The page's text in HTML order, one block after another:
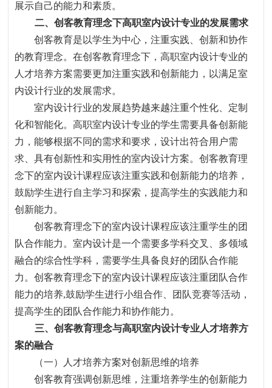
展示自己的能力和素质。
二、创客教育理念下高职室内设计专业的发展需求
创客教育是以学生为中心 ，注重实践、创新和协作
的教育理念。在创客教育理念下 ，高职室内设计专业的
人才培养方案需要更加注重实践和创新能力 ， 以满足室
内设计行业的发展需求。
室内设计行业的发展趋势越来越注重个性化、定制
化和智能化。高职室内设计专业的学生需要具备创新能
力 ，能够根据不同的需求和要求 ，设计出符合用户需
求、具有创新性和实用性的室内设计方案。创客教育理
念下的室内设计课程应该注重实践和创新能力的培养 ，
鼓励学生进行自主学习和探索 ，提高学生的实践能力和
创新能力。
创客教育理念下的室内设计课程应该注重学生的团
队合作能力。室内设计是一个需要多学科交叉、多领域
融合的综合性学科 ， 需要学生具备良好的团队合作能
力。创客教育理念下的室内设计课程应该注重团队合作
能力的培养,鼓励学生进行小组合作、团队竞赛等活动 ，
提高学生的团队合作能力和协作能力。
三、创客教育理念与高职室内设计专业人才培养方
案的融合
（一）人才培养方案对创新思维的培养
创客教育强调创新思维，注重培养学生的创新能力